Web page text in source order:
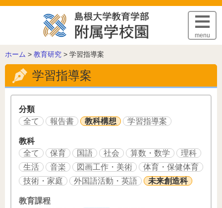
このページの本文へ
menu
こ
の
ー
ジ
ホーム > 教育研究 > 学習指導案
学習指導案
分類
全て
報告書 教科構想 学習指導案
教科
全て
保育 国語 社会 算数・数学
理科
生活
音楽 図画工作・美術
体育・保健体育
技術・家庭
外国語活動・英語 未来創造科
教育課程